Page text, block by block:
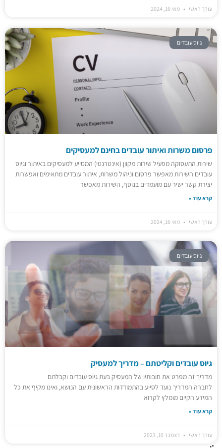
עורך ראשי מאי 16, 2024
גיוס עובדים
פרסום משרות ואיתור עובדים בחינם למעסיקים
שירות התעסוקה מפעיל שירות מקוון (אינטרנטי) המסייע למעסיקים באיתור וגיוס
עובדים השירות מאפשר פרסום וניהול משרות, איתור עובדים מתאימים ואפשרות
יצירת קשר ישיר עם מועמדים בנוסף, השירות מאפשר
קרא עוד »
עורך ראשי מאי 16, 2024
גיוס עובדים
גיוס עובדים וקליטתם – מדריך למעסיק
מדריך זה מפרט את חובותיו של המעסיק בעת גיוס עובדים וקבלתם
לחברה המדריך נועד לסייע בהתמודדות הראשונית עם הנושא, ואינו מקיף את כל
המידע הקיים מומלץ לקרוא
קרא עוד »
עורך ראשי דצמבר 10, 2023